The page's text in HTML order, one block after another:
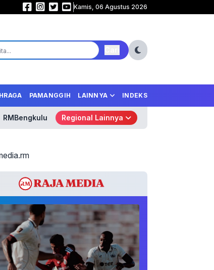
Biru Mengamuk! Jepang Libas Tunisia 4-0, Tempel Ketat Belanda
Kamis, 06 Agustus 2026
PAMANGGIH LAINNYA INDEKS
RMBengkulu Regional Lainnya